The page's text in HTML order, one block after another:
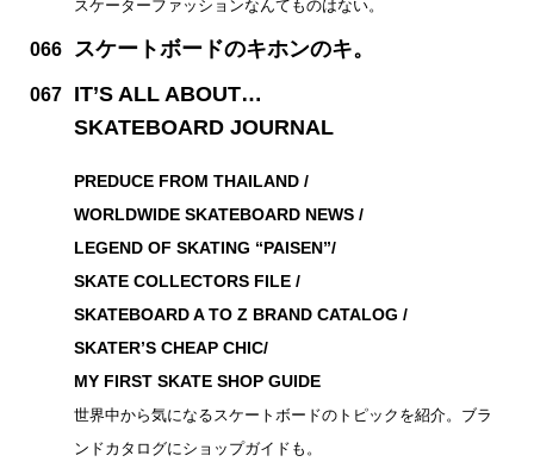
スケーターファッションなんてものはない。
066 スケートボードのキホンのキ。
067
IT’S ALL ABOUT…
SKATEBOARD JOURNAL
PREDUCE FROM THAILAND /
WORLDWIDE SKATEBOARD NEWS /
LEGEND OF SKATING “PAISEN”/
SKATE COLLECTORS FILE /
SKATEBOARD A TO Z BRAND CATALOG /
SKATER’S CHEAP CHIC/
MY FIRST SKATE SHOP GUIDE
世界中から気になるスケートボードのトピックを紹介。ブラ
ンドカタログにショップガイドも。